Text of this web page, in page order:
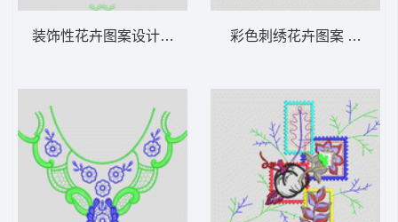
装饰性花卉图案设计 窗帘 彩色刺绣花卉图案 漂亮的